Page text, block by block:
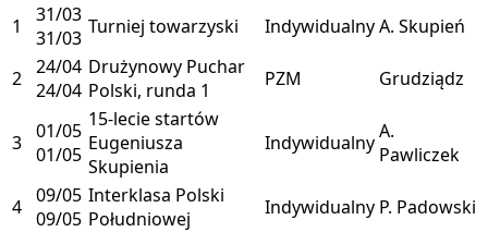
1
31/03
31/03 Turniej towarzyski IndywidualnyA. Skupień
2 24/04
24/04
Drużynowy Puchar
Polski, runda 1
PZM Grudziądz
3 01/05
01/05
15-lecie startów
Eugeniusza
Skupienia
IndywidualnyA.
Pawliczek
4 09/05
09/05
Interklasa Polski
Południowej
Indywidualny P. Padowski